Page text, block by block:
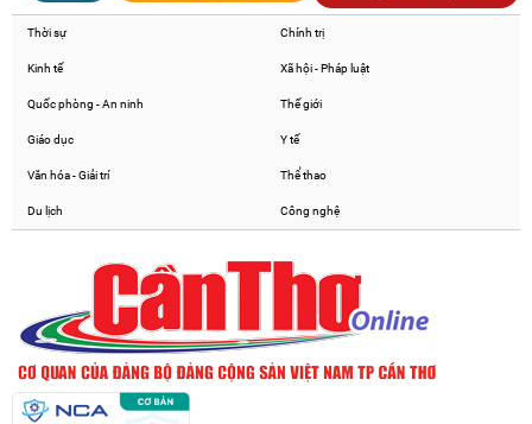
Thời sự Chính trị
Kinh tế Xã hội - Pháp luật
Quốc phòng - An ninh Thế giới
Giáo dục Y tế
Văn hóa - Giải trí Thể thao
Du lịch Công nghệ